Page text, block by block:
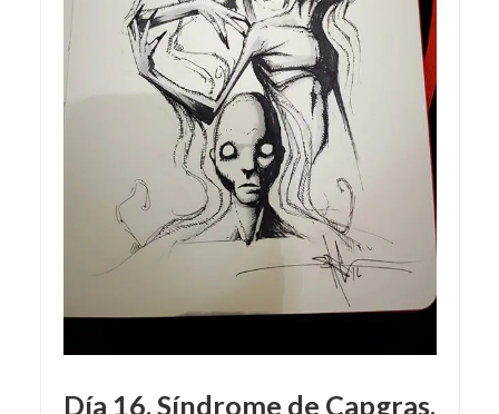
Día 16. Síndrome de Capgras.